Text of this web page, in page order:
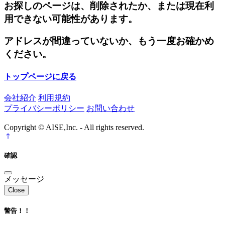
お探しのページは、削除されたか、または現在利
用できない可能性があります。
アドレスが間違っていないか、もう一度お確かめ
ください。
トップページに戻る
会社紹介 利用規約
プライバシーポリシー お問い合わせ
Copyright © AISE,Inc. - All rights reserved.
確認
メッセージ
Close
警告！！